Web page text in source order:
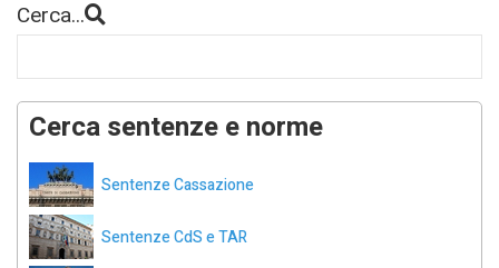
Cerca...
Cerca sentenze e norme
Sentenze Cassazione
Sentenze CdS e TAR